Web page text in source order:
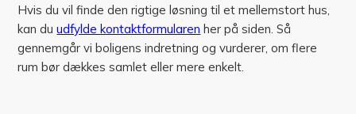
Hvis du vil finde den rigtige løsning til et mellemstort hus,
kan duudfylde kontaktformularen her på siden. Så
gennemgår vi boligens indretning og vurderer, om flere
rum bør dækkes samlet eller mere enkelt.